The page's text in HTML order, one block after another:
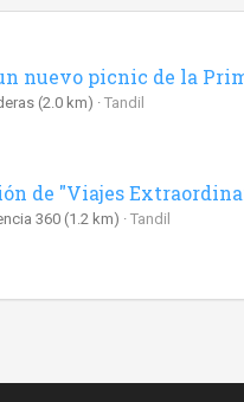
nuevo picnic de la
(2.0 km) Tandil
de "Viajes
360 (1.2 km) Tandil